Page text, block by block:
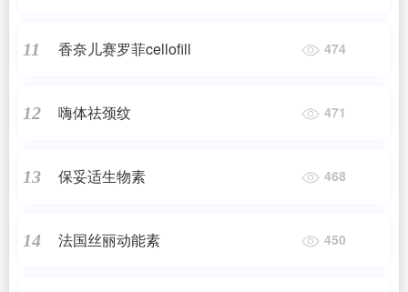
11 香奈儿赛罗菲cellofill 474
12 嗨体祛颈纹 471
13 保妥适生物素 468
14 法国丝丽动能素 450